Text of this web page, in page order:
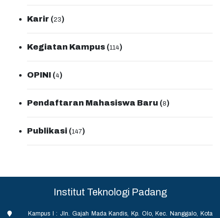
Karir (23)
Kegiatan Kampus (114)
OPINI (4)
Pendaftaran Mahasiswa Baru (8)
Publikasi (147)
Institut Teknologi Padang
Kampus I : Jln. Gajah Mada Kandis, Kp. Olo, Kec. Nanggalo, Kota